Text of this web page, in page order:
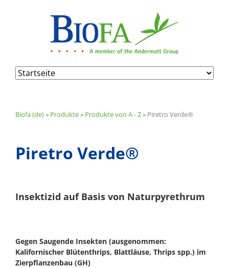
Navigation
überspringen
Biofa (de)» Produkte» Produkte von A - Z» Piretro Verde®
Piretro Verde®
Insektizid auf Basis von Naturpyrethrum
Gegen Saugende Insekten (ausgenommen:
Kalifornischer Blütenthrips, Blattläuse, Thrips spp.) im
Zierpflanzenbau (GH)